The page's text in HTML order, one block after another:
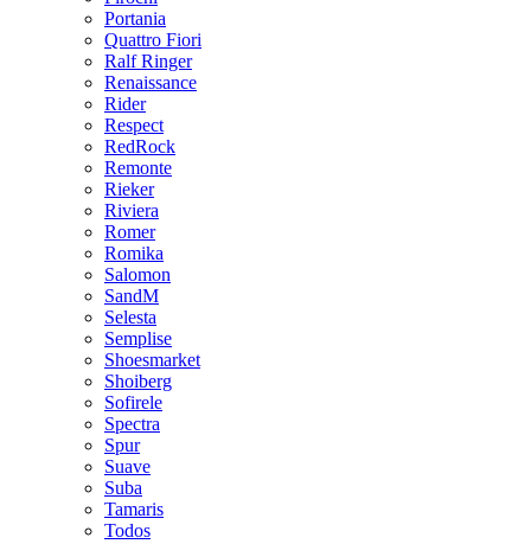
Portania
Quattro Fiori
Ralf Ringer
Renaissance
Rider
Respect
RedRock
Remonte
Rieker
Riviera
Romer
Romika
Salomon
SandM
Selesta
Semplise
Shoesmarket
Shoiberg
Sofirele
Spectra
Spur
Suave
Suba
Tamaris
Todos